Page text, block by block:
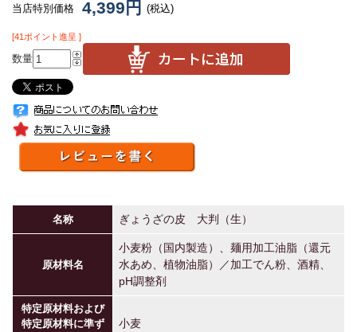
当店特別価格 4,399円 (税込)
[41ポイント進呈 ]
数量
名称 ぎょうざの皮 大判（生）
原材料名
小麦粉（国内製造）、麺用加工油脂（還元
水あめ、植物油脂）／加工でん粉、酒精、
pH調整剤
特定原材料および
特定原材料に準ず
小麦